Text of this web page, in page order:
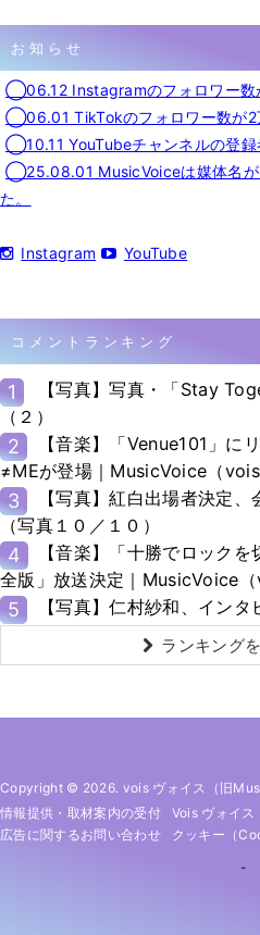
お知らせ
◯06.12 Instagramのフォロワー数
◯06.01 TikTokのフォロワー数が2
◯10.11 YouTubeチャンネルの登録
◯25.08.01 MusicVoiceは媒体名が
た。
Instagram YouTube
コメントランキング
1
【写真】写真・「Stay
（２）
2
【音楽】「Venue101」に
≠MEが登場｜MusicVoice（vois
3
【写真】紅白出場者決定
（写真１０／１０）
4
【音楽】「十勝でロック
全版」放送決定｜MusicVoice（
5 【写真】仁村紗和、インタ
ランキング
Copyright © 2026. vois ヴォイス（旧
情報提供・取材案内の受付
Vois ヴォイ
広告に関するお問い合わせ
クッキー（
-